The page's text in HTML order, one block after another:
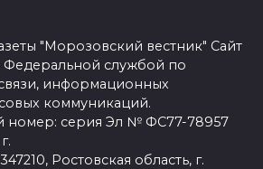
"Морозовский вестник" Сайт
Федеральной службой по
информационных
коммуникаций.
номер: серия Эл № ФС77-78957
Ростовская область, г.